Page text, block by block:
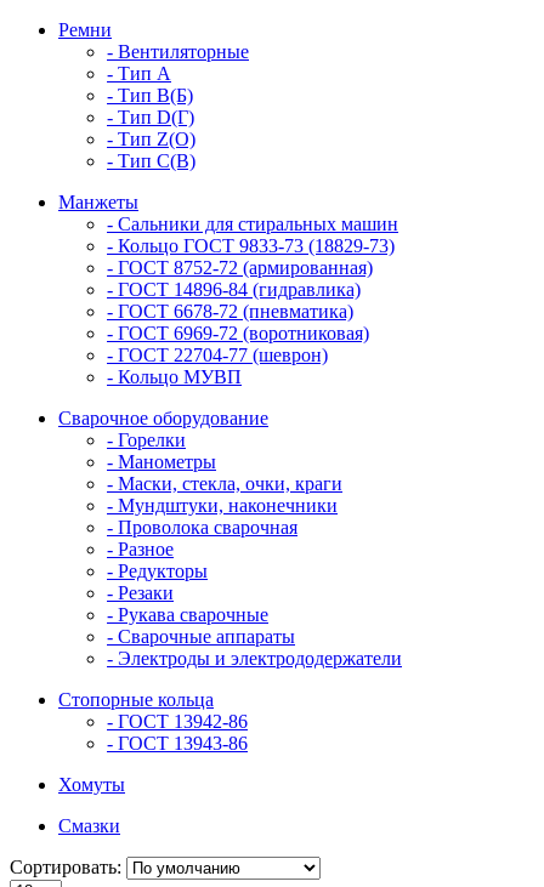
Ремни
- Вентиляторные
- Тип A
- Тип B(Б)
- Тип D(Г)
- Тип Z(O)
- Тип С(В)
Манжеты
- Сальники для стиральных машин
- Кольцо ГОСТ 9833-73 (18829-73)
- ГОСТ 8752-72 (армированная)
- ГОСТ 14896-84 (гидравлика)
- ГОСТ 6678-72 (пневматика)
- ГОСТ 6969-72 (воротниковая)
- ГОСТ 22704-77 (шеврон)
- Кольцо МУВП
Сварочное оборудование
- Горелки
- Манометры
- Маски, стекла, очки, краги
- Мундштуки, наконечники
- Проволока сварочная
- Разное
- Редукторы
- Резаки
- Рукава сварочные
- Сварочные аппараты
- Электроды и электрододержатели
Стопорные кольца
- ГОСТ 13942-86
- ГОСТ 13943-86
Хомуты
Смазки
Сортировать: